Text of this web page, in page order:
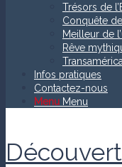
Trésors de
Conquête
Meilleur de
Rêve
Infos pratiques
Contactez-nous
Menu Menu